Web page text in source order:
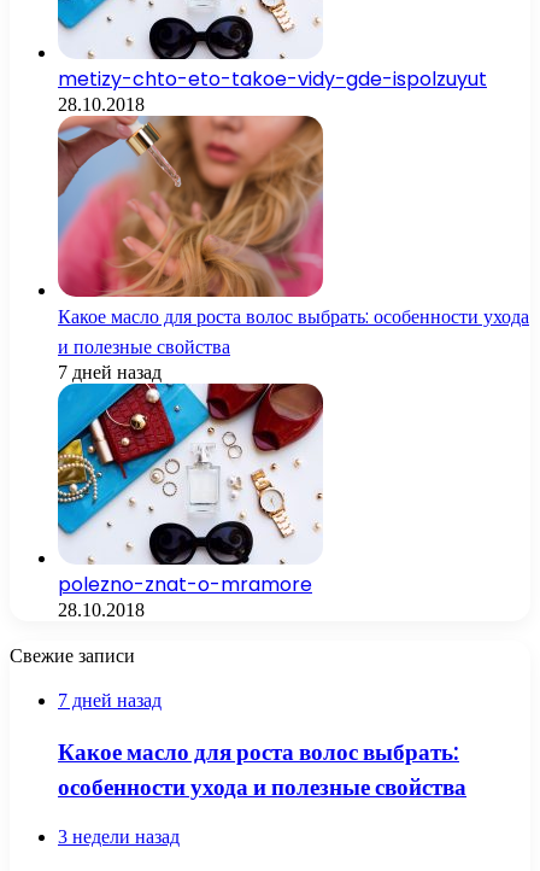
metizy-chto-eto-takoe-vidy-gde-ispolzuyut
28.10.2018
Какое масло для роста волос выбрать: особенности ухода
и полезные свойства
7 дней назад
polezno-znat-o-mramore
28.10.2018
Свежие записи
7 дней назад
Какое масло для роста волос выбрать:
особенности ухода и полезные свойства
3 недели назад